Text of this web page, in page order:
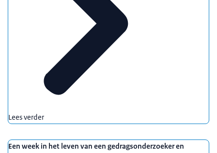
Lees verder
Een week in het leven van een gedragsonderzoeker en